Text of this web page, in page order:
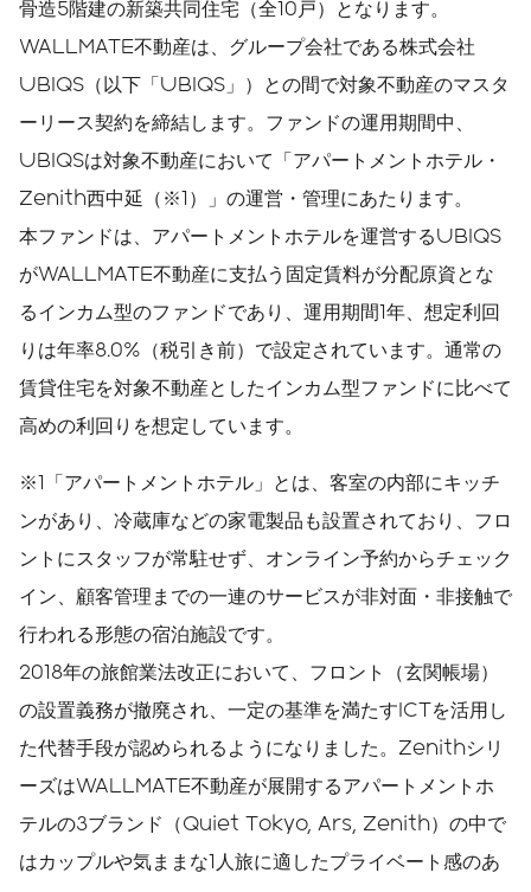
骨造5階建の新築共同住宅（全10戸）となります。
WALLMATE不動産は、グループ会社である株式会社
UBIQS（以下「UBIQS」）との間で対象不動産のマスタ
ーリース契約を締結します。ファンドの運用期間中、
UBIQSは対象不動産において「アパートメントホテル・
Zenith西中延（※1）」の運営・管理にあたります。
本ファンドは、アパートメントホテルを運営するUBIQS
がWALLMATE不動産に支払う固定賃料が分配原資とな
るインカム型のファンドであり、運用期間1年、想定利回
りは年率8.0%（税引き前）で設定されています。通常の
賃貸住宅を対象不動産としたインカム型ファンドに比べて
高めの利回りを想定しています。
※1「アパートメントホテル」とは、客室の内部にキッチ
ンがあり、冷蔵庫などの家電製品も設置されており、フロ
ントにスタッフが常駐せず、オンライン予約からチェック
イン、顧客管理までの一連のサービスが非対面・非接触で
行われる形態の宿泊施設です。
2018年の旅館業法改正において、フロント（玄関帳場）
の設置義務が撤廃され、一定の基準を満たすICTを活用し
た代替手段が認められるようになりました。Zenithシリ
ーズはWALLMATE不動産が展開するアパートメントホ
テルの3ブランド（Quiet Tokyo, Ars, Zenith）の中で
はカップルや気ままな1人旅に適したプライベート感のあ